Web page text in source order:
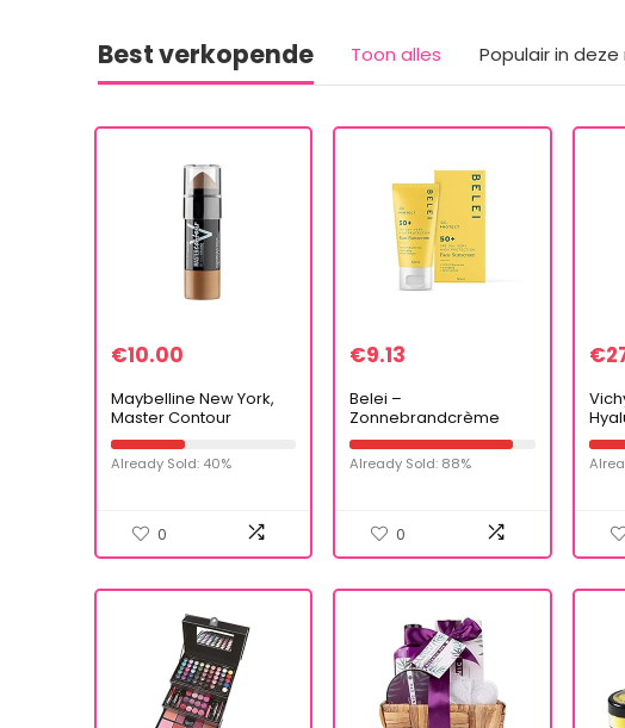
Best verkopende Toon alles Populair in
€10.00
Maybelline New York,
Master Contour
Highlight Duostick, Light
01, 7 gram
Already Sold: 40%
0
€9.13
Belei –
Zonnebrandcrème
voor het gezicht, SPF
50+, UVA/UVB, anti-
veroudering, 50 ml
Already Sold: 88%
0
€